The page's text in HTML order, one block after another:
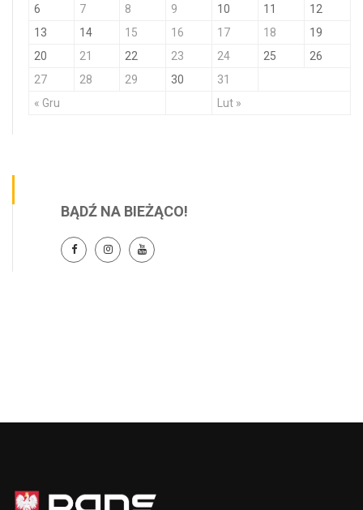
« Gru Lut »
6 7 8 9 10 11
12
13
14 15 16 17 18
19
20
21 22 23 24 25
26
27
28 29 30 31
BĄDŹ NA BIEŻĄCO!